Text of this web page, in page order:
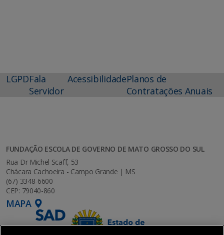
LGPDFala
Servidor
AcessibilidadePlanos de
Contratações Anuais
FUNDAÇÃO ESCOLA DE GOVERNO DE MATO GROSSO DO SUL
Rua Dr Michel Scaff, 53
Chácara Cachoeira - Campo Grande | MS
(67) 3348-6600
CEP: 79040-860
MAPA